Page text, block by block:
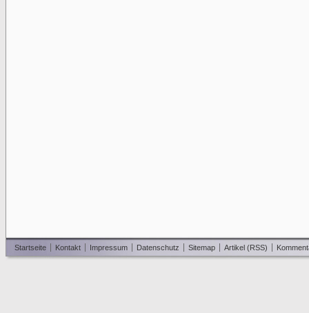
Startseite Kontakt Impressum Datenschutz Sitemap Artikel (RSS)